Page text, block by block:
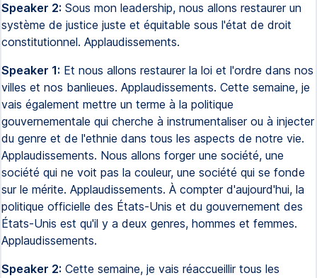
Speaker 2: Sous mon leadership, nous allons restaurer un
système de justice juste et équitable sous l'état de droit
constitutionnel. Applaudissements.
Speaker 1: Et nous allons restaurer la loi et l'ordre dans nos
villes et nos banlieues. Applaudissements. Cette semaine, je
vais également mettre un terme à la politique
gouvernementale qui cherche à instrumentaliser ou à injecter
du genre et de l'ethnie dans tous les aspects de notre vie.
Applaudissements. Nous allons forger une société, une
société qui ne voit pas la couleur, une société qui se fonde
sur le mérite. Applaudissements. À compter d'aujourd'hui, la
politique officielle des États-Unis et du gouvernement des
États-Unis est qu'il y a deux genres, hommes et femmes.
Applaudissements.
Speaker 2: Cette semaine, je vais réaccueillir tous les